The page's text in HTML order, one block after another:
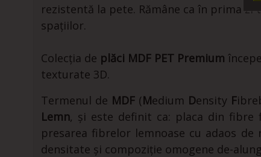
rezistentă la pete. Rămâne ca în prima
spațiilor.
Colecția de plăci MDF PET Premium
texturate 3D.
Termenul de MDF (Medium Density F
Lemn, și este definit ca: placa din fibre
presarea fibrelor lemnoase cu adaos
densitate și compoziție omogene de-